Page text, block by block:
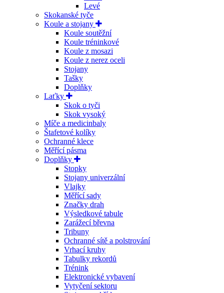
Levé
Skokanské tyče
Koule a stojany
Koule soutěžní
Koule tréninkové
Koule z mosazi
Koule z nerez oceli
Stojany
Tašky
Doplňky
Laťky
Skok o tyči
Skok vysoký
Míče a medicinbaly
Štafetové kolíky
Ochranné klece
Měřící pásma
Doplňky
Stopky
Stojany univerzální
Vlajky
Měřící sady
Značky drah
Výsledkové tabule
Zarážecí břevna
Tribuny
Ochranné sítě a polstrování
Vrhací kruhy
Tabulky rekordů
Trénink
Elektronické vybavení
Vytyčení sektoru